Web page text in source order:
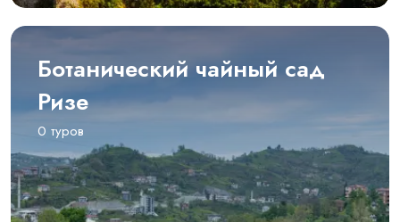
Ботанический чайный сад
Ризе
0 туров